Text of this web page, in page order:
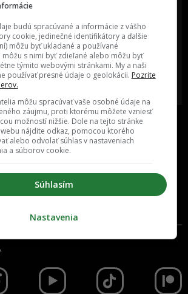
milión
svoj
O
poznáš niekoho, o kom by sme
mali určite napísať?
POŠLI NÁM TIP NA ČLÁNOK
Inzercia Cenník
budú spracúvané a informácie z vášho
cookie, jedinečné identifikátory a ďalšie
môžu byť ukladané a používané
s nimi byť zdieľané alebo môžu byť
týmito webovými stránkami. My a naši
používať presné údaje o geolokácii. Pozrite
môžu spracúvať vaše osobné údaje na
záujmu, proti ktorému môžete vzniesť
možností nižšie. Dole na tejto stránke
nájdite odkaz, pomocou ktorého
alebo odvolať súhlas v nastaveniach
a súborov cookie.
Súhlasím
Nastavenia